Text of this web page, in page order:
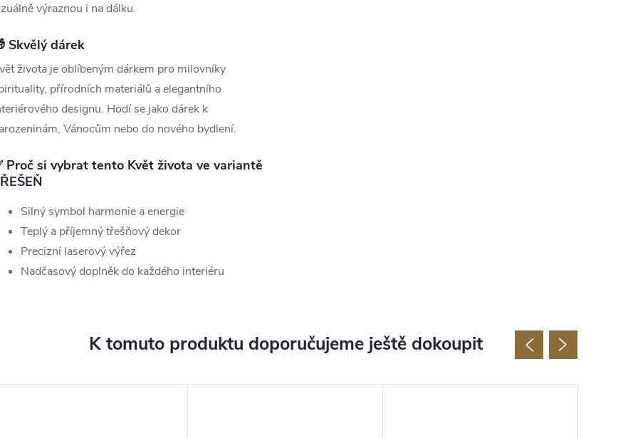
výraznou i na dálku.
Skvělý dárek
života je oblíbeným dárkem pro milovníky
přírodních materiálů a elegantního
designu. Hodí se jako dárek k
Vánocům nebo do nového bydlení.
Proč si vybrat tento Květ života ve variantě
Silný symbol harmonie a energie
Teplý a příjemný třešňový dekor
Precizní laserový výřez
Nadčasový doplněk do každého interiéru
K tomuto produktu doporučujeme ještě dokoupit